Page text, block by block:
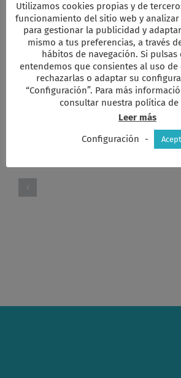
Comparta esta
Social favorita!
Facebook
X RedditLinkedInWhatsApp
Tumblr
Artículos relacionados
Utilizamos cookies propias y de
funcionamiento del sitio web y analizar
para gestionar la publicidad y
mismo a tus preferencias, a través
hábitos de navegación. Si pulsas
entendemos que consientes al uso de
rechazarlas o adaptar su
“Configuración”. Para más
consultar nuestra política de
Leer más
Configuración
-